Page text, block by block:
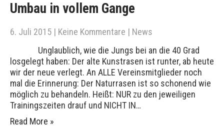
Umbau in vollem Gange
6. Juli 2015 | Keine Kommentare | News
Unglaublich, wie die Jungs bei an die 40 Grad
losgelegt haben: Der alte Kunstrasen ist runter, ab heute
wir der neue verlegt. An ALLE Vereinsmitglieder noch
mal die Erinnerung: Der Naturrasen ist so schonend wie
möglich zu behandeln. Heißt: NUR zu den jeweiligen
Trainingszeiten drauf und NICHT IN…
Read More »